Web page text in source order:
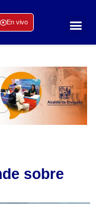
En vivo
sobre